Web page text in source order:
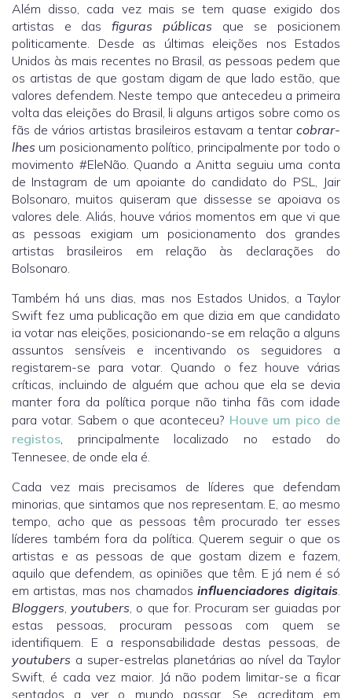
Além disso, cada vez mais se tem quase exigido dos
artistas e das figuras públicas que se posicionem
politicamente. Desde as últimas eleições nos Estados
Unidos às mais recentes no Brasil, as pessoas pedem que
os artistas de que gostam digam de que lado estão, que
valores defendem. Neste tempo que antecedeu a primeira
volta das eleições do Brasil, li alguns artigos sobre como os
fãs de vários artistas brasileiros estavam a tentar cobrar-
lhes um posicionamento político, principalmente por todo o
movimento #EleNão. Quando a Anitta seguiu uma conta
de Instagram de um apoiante do candidato do PSL, Jair
Bolsonaro, muitos quiseram que dissesse se apoiava os
valores dele. Aliás, houve vários momentos em que vi que
as pessoas exigiam um posicionamento dos grandes
artistas brasileiros em relação às declarações do
Bolsonaro.
Também há uns dias, mas nos Estados Unidos, a Taylor
Swift fez uma publicação em que dizia em que candidato
ia votar nas eleições, posicionando-se em relação a alguns
assuntos sensíveis e incentivando os seguidores a
registarem-se para votar. Quando o fez houve várias
críticas, incluindo de alguém que achou que ela se devia
manter fora da política porque não tinha fãs com idade
para votar. Sabem o que aconteceu? Houve um pico de
registos, principalmente localizado no estado do
Tennesee, de onde ela é.
Cada vez mais precisamos de líderes que defendam
minorias, que sintamos que nos representam. E, ao mesmo
tempo, acho que as pessoas têm procurado ter esses
líderes também fora da política. Querem seguir o que os
artistas e as pessoas de que gostam dizem e fazem,
aquilo que defendem, as opiniões que têm. E já nem é só
em artistas, mas nos chamados influenciadores digitais.
Bloggers, youtubers, o que for. Procuram ser guiadas por
estas pessoas, procuram pessoas com quem se
identifiquem. E a responsabilidade destas pessoas, de
youtubers a super-estrelas planetárias ao nível da Taylor
Swift, é cada vez maior. Já não podem limitar-se a ficar
sentados a ver o mundo passar. Se acreditam em